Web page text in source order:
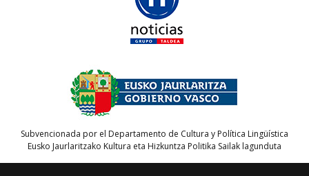
Subvencionada por el Departamento de Cultura y Política Lingüística
Eusko Jaurlaritzako Kultura eta Hizkuntza Politika Sailak lagunduta